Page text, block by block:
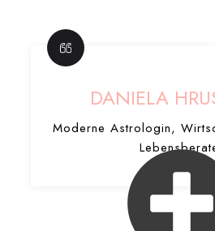
DANIELA
Moderne Astrologin,